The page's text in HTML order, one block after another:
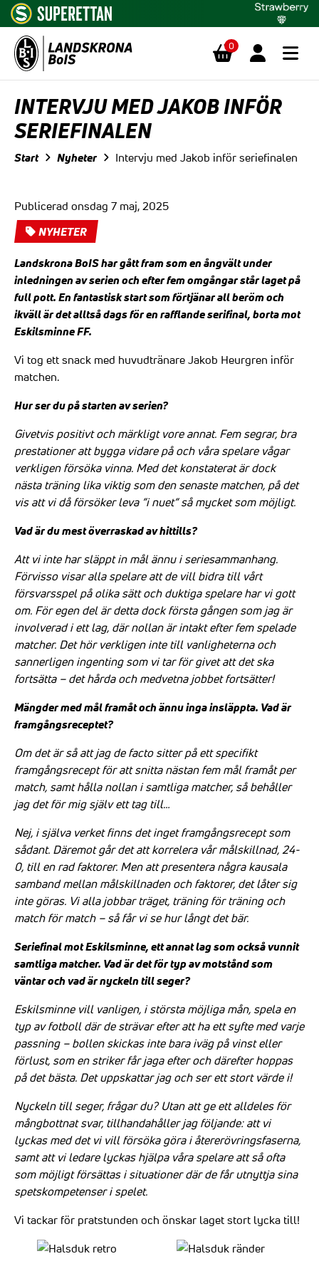
0
INTERVJU MED JAKOB INFÖR
SERIEFINALEN
Start Nyheter Intervju med Jakob inför seriefinalen
Publicerad onsdag 7 maj, 2025
NYHETER
Landskrona BoIS har gått fram som en ångvält under
inledningen av serien och efter fem omgångar står laget på
full pott. En fantastisk start som förtjänar all beröm och
ikväll är det alltså dags för en rafflande serifinal, borta mot
Eskilsminne FF.
Vi tog ett snack med huvudtränare Jakob Heurgren inför
matchen.
Hur ser du på starten av serien?
Givetvis positivt och märkligt vore annat. Fem segrar, bra
prestationer att bygga vidare på och våra spelare vågar
verkligen försöka vinna. Med det konstaterat är dock
nästa träning lika viktig som den senaste matchen, på det
vis att vi då försöker leva ”i nuet” så mycket som möjligt.
Vad är du mest överraskad av hittills?
Att vi inte har släppt in mål ännu i seriesammanhang.
Förvisso visar alla spelare att de vill bidra till vårt
försvarsspel på olika sätt och duktiga spelare har vi gott
om. För egen del är detta dock första gången som jag är
involverad i ett lag, där nollan är intakt efter fem spelade
matcher. Det hör verkligen inte till vanligheterna och
sannerligen ingenting som vi tar för givet att det ska
fortsätta – det hårda och medvetna jobbet fortsätter!
Mängder med mål framåt och ännu inga insläppta. Vad är
framgångsreceptet?
Om det är så att jag de facto sitter på ett specifikt
framgångsrecept för att snitta nästan fem mål framåt per
match, samt hålla nollan i samtliga matcher, så behåller
jag det för mig själv ett tag till…
Nej, i själva verket finns det inget framgångsrecept som
sådant. Däremot går det att korrelera vår målskillnad, 24-
0, till en rad faktorer. Men att presentera några kausala
samband mellan målskillnaden och faktorer, det låter sig
inte göras. Vi alla jobbar träget, träning för träning och
match för match – så får vi se hur långt det bär.
Seriefinal mot Eskilsminne, ett annat lag som också vunnit
samtliga matcher. Vad är det för typ av motstånd som
väntar och vad är nyckeln till seger?
Eskilsminne vill vanligen, i största möjliga mån, spela en
typ av fotboll där de strävar efter att ha ett syfte med varje
passning – bollen skickas inte bara iväg på vinst eller
förlust, som en striker får jaga efter och därefter hoppas
på det bästa. Det uppskattar jag och ser ett stort värde i!
Nyckeln till seger, frågar du? Utan att ge ett alldeles för
mångbottnat svar, tillhandahåller jag följande: att vi
lyckas med det vi vill försöka göra i återerövringsfaserna,
samt att vi ledare lyckas hjälpa våra spelare att så ofta
som möjligt försättas i situationer där de får utnyttja sina
spetskompetenser i spelet.
Vi tackar för pratstunden och önskar laget stort lycka till!